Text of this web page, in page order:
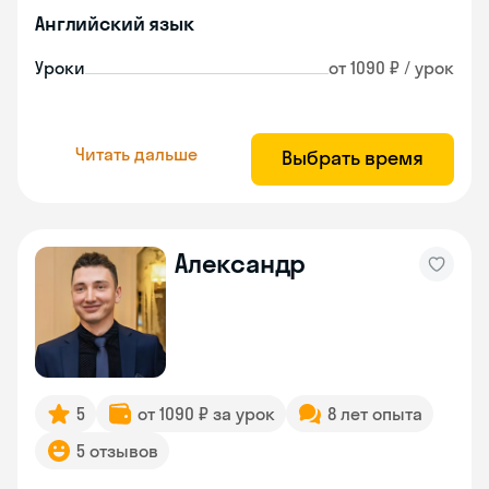
Английский язык
Уроки от 1090 ₽ / урок
Читать дальше Выбрать время
Александр
5 от 1090 ₽ за урок
8 лет опыта
5 отзывов